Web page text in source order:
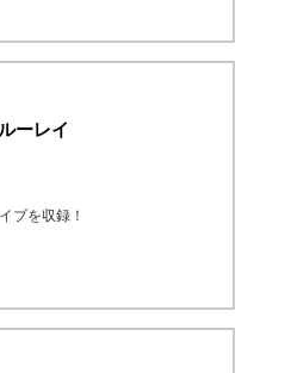
ーレイ
ブを収録！